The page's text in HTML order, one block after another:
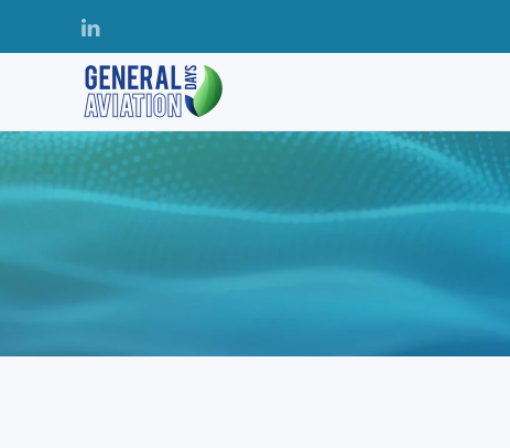
Accéder au contenu principal